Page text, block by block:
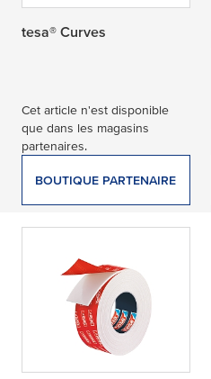
tesa® Curves
Cet article n'est disponible
que dans les magasins
partenaires.
BOUTIQUE PARTENAIRE